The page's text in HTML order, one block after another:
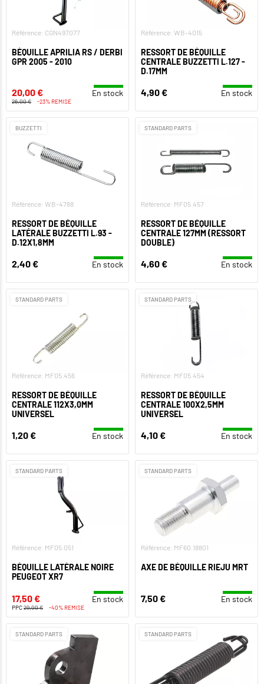
Référence: CGN497077
BÉQUILLE APRILIA RS / DERBI
GPR 2005 - 2010
20,00 € En stock
26,00 € -23% REMISE
Référence: WB-4015
RESSORT DE BÉQUILLE
CENTRALE BUZZETTI L.127 -
D.17MM
4,90 € En stock
BUZZETTI
Référence: WB-4788
RESSORT DE BÉQUILLE
LATÉRALE BUZZETTI L.93 -
D.12X1,8MM
2,40 € En stock
STANDARD PARTS
Référence: MF05.457
RESSORT DE BÉQUILLE
CENTRALE 127MM (RESSORT
DOUBLE)
4,60 € En stock
STANDARD PARTS
Référence: MF05.456
RESSORT DE BÉQUILLE
CENTRALE 112X3,0MM
UNIVERSEL
1,20 € En stock
STANDARD PARTS
Référence: MF05.454
RESSORT DE BÉQUILLE
CENTRALE 100X2,5MM
UNIVERSEL
4,10 € En stock
STANDARD PARTS
Référence: MF05.051
BÉQUILLE LATÉRALE NOIRE
PEUGEOT XR7
17,50 € En stock
PPC29,00 € -40% REMISE
STANDARD PARTS
Référence: MF60.18801
AXE DE BÉQUILLE RIEJU MRT
7,50 € En stock
STANDARD PARTS STANDARD PARTS